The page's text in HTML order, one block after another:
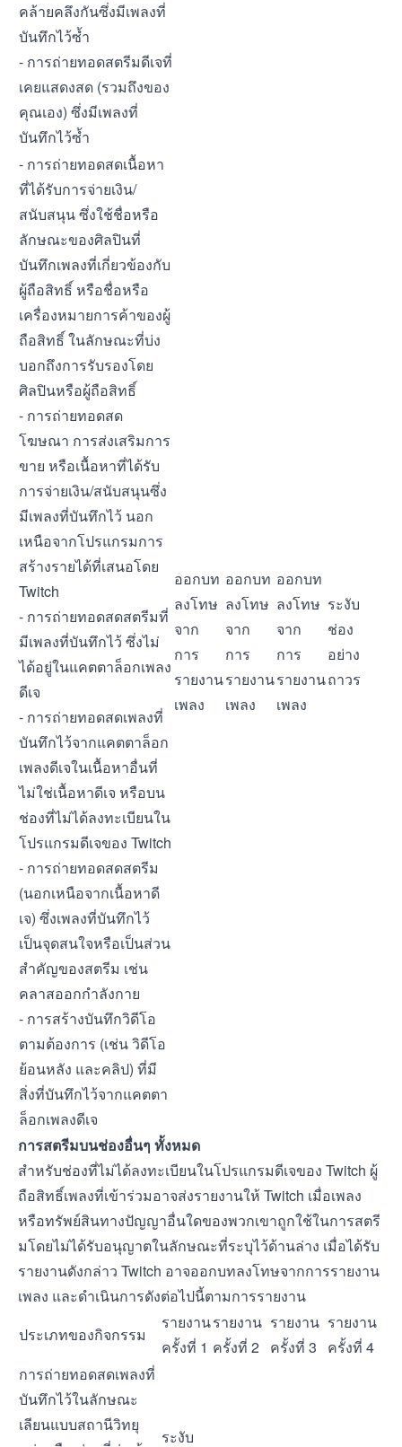
คล้ายคลึงกันซึ่งมีเพลงที่
บันทึกไว้ซ้ำ
- การถ่ายทอดสตรีมดีเจที่
เคยแสดงสด (รวมถึงของ
คุณเอง) ซึ่งมีเพลงที่
บันทึกไว้ซ้ำ
- การถ่ายทอดสดเนื้อหา
ที่ได้รับการจ่ายเงิน/
สนับสนุน ซึ่งใช้ชื่อหรือ
ลักษณะของศิลปินที่
บันทึกเพลงที่เกี่ยวข้องกับ
ผู้ถือสิทธิ์ หรือชื่อหรือ
เครื่องหมายการค้าของผู้
ถือสิทธิ์ ในลักษณะที่บ่ง
บอกถึงการรับรองโดย
ศิลปินหรือผู้ถือสิทธิ์
- การถ่ายทอดสด
โฆษณา การส่งเสริมการ
ขาย หรือเนื้อหาที่ได้รับ
การจ่ายเงิน/สนับสนุนซึ่ง
มีเพลงที่บันทึกไว้ นอก
เหนือจากโปรแกรมการ
สร้างรายได้ที่เสนอโดย
Twitch
- การถ่ายทอดสดสตรีมที่
มีเพลงที่บันทึกไว้ ซึ่งไม่
ได้อยู่ในแคตตาล็อกเพลง
ดีเจ
- การถ่ายทอดสดเพลงที่
บันทึกไว้จากแคตตาล็อก
เพลงดีเจในเนื้อหาอื่นที่
ไม่ใช่เนื้อหาดีเจ หรือบน
ช่องที่ไม่ได้ลงทะเบียนใน
โปรแกรมดีเจของ Twitch
- การถ่ายทอดสดสตรีม
(นอกเหนือจากเนื้อหาดี
เจ) ซึ่งเพลงที่บันทึกไว้
เป็นจุดสนใจหรือเป็นส่วน
สำคัญของสตรีม เช่น
คลาสออกกำลังกาย
- การสร้างบันทึกวิดีโอ
ตามต้องการ (เช่น วิดีโอ
ย้อนหลัง และคลิป) ที่มี
สิ่งที่บันทึกไว้จากแคตตา
ล็อกเพลงดีเจ
ออกบท
ลงโทษ
จาก
การ
รายงาน
เพลง
ออกบท
ลงโทษ
จาก
การ
รายงาน
เพลง
ออกบท
ลงโทษ
จาก
การ
รายงาน
เพลง
ระงับ
ช่อง
อย่าง
ถาวร
การสตรีมบนช่องอื่นๆ ทั้งหมด
สำหรับช่องที่ไม่ได้ลงทะเบียนในโปรแกรมดีเจของ Twitch ผู้
ถือสิทธิ์เพลงที่เข้าร่วมอาจส่งรายงานให้ Twitch เมื่อเพลง
หรือทรัพย์สินทางปัญญาอื่นใดของพวกเขาถูกใช้ในการสตรี
มโดยไม่ได้รับอนุญาตในลักษณะที่ระบุไว้ด้านล่าง เมื่อได้รับ
รายงานดังกล่าว Twitch อาจออกบทลงโทษจากการรายงาน
เพลง และดำเนินการดังต่อไปนี้ตามการรายงาน
ประเภทของกิจกรรม
รายงาน
ครั้งที่ 1
รายงาน
ครั้งที่ 2
รายงาน
ครั้งที่ 3
รายงาน
ครั้งที่ 4
การถ่ายทอดสดเพลงที่
บันทึกไว้ในลักษณะ
เลียนแบบสถานีวิทยุ
ระงับ